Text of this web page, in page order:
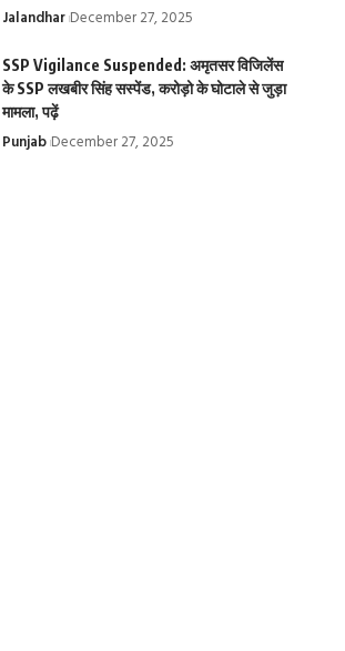
Jalandhar December 27, 2025
SSP Vigilance Suspended: अमृतसर विजिलेंस
के SSP लखबीर सिंह सस्पेंड, करोड़ो के घोटाले से जुड़ा
मामला, पढ़ें
Punjab December 27, 2025